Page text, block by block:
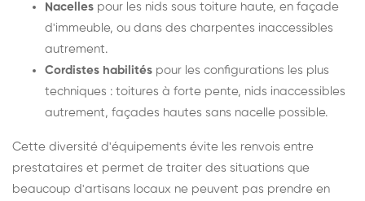
Nacelles pour les nids sous toiture haute, en façade
d'immeuble, ou dans des charpentes inaccessibles
autrement.
Cordistes habilités pour les configurations les plus
techniques : toitures à forte pente, nids inaccessibles
autrement, façades hautes sans nacelle possible.
Cette diversité d'équipements évite les renvois entre
prestataires et permet de traiter des situations que
beaucoup d'artisans locaux ne peuvent pas prendre en